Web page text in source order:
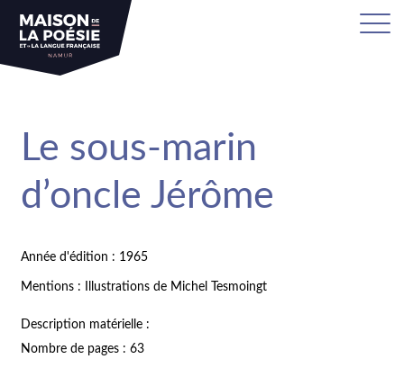
Le sous-marin
d’oncle Jérôme
Année d'édition : 1965
Mentions : Illustrations de Michel Tesmoingt
Description matérielle :
Nombre de pages : 63